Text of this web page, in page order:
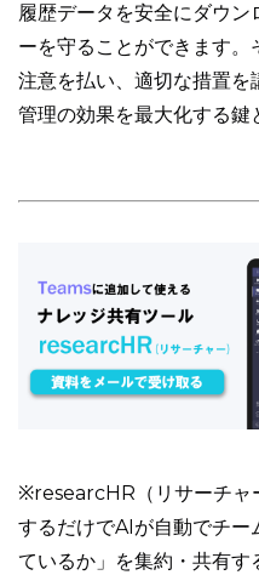
履歴データを安全にダウン
ーを守ることができます。
注意を払い、適切な措置を
管理の効果を最大化する鍵
※researcHR（リサーチャ
するだけでAIが自動でチー
ているか」を集約・共有